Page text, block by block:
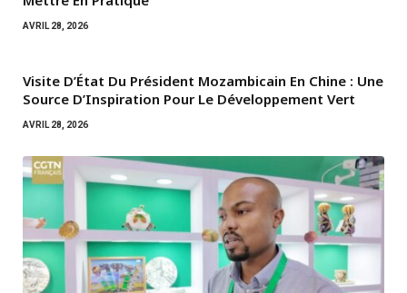
AVRIL 28, 2026
Visite D’État Du Président Mozambicain En Chine : Une
Source D’Inspiration Pour Le Développement Vert
AVRIL 28, 2026